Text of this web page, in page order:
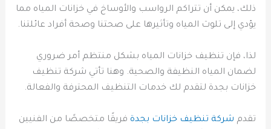
ذلك، يمكن أن تتراكم الرواسب والأوساخ في خزانات المياه مما
يؤدي إلى تلوث المياه وتأثيرها على صحتنا وصحة أفراد عائلتنا.
لذا، فإن تنظيف خزانات المياه بشكل منتظم أمر ضروري
لضمان المياه النظيفة والصحية. وهنا تأتي شركة تنظيف
خزانات بجدة لتقدم لك خدمات التنظيف المحترفة والفعالة.
تقدم شركة تنظيف خزانات بجدة فريقًا متخصصًا من الفنيين